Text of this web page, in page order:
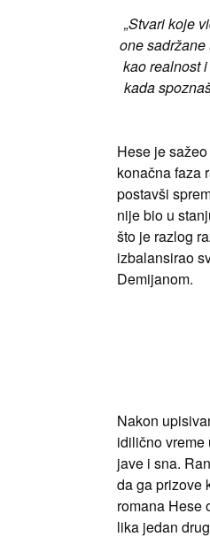
„Stvari koje
one
kao realnost
kada
Hese je
konačna faza
postavši
nije bio u
što je razlog
izbalansirao
Demijanom.
Nakon
idilično vreme
jave i sna.
da ga prizove
romana Hese
lika jedan